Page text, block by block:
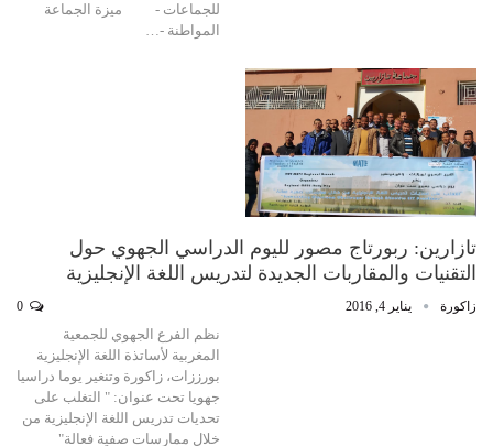
للجماعات - ميزة الجماعة
المواطنة -…
تازارين: ربورتاج مصور لليوم الدراسي الجهوي حول
التقنيات والمقاربات الجديدة لتدريس اللغة الإنجليزية
زاكورة يناير 4, 2016
نظم الفرع الجهوي للجمعية
المغربية لأساتذة اللغة الإنجليزية
بورززات، زاكورة وتنغير يوما دراسيا
جهويا تحت عنوان: " التغلب على
تحديات تدريس اللغة الإنجليزية من
خلال ممارسات صفية فعالة"